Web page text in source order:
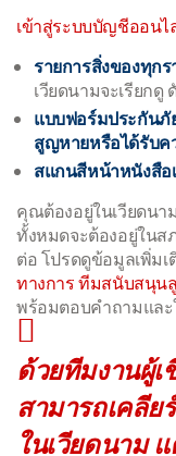
เข้าสู่ระบบบัญชีออนไ
รายการสิ่งของทุก
เวียดนามจะเรียก
แบบฟอร์มประกันภั
สูญหายหรือได้รับค
สแกนสีหน้าหนังสือ
คุณต้องอยู่ในเวียดน
ทั้งหมดจะต้องอยู่ในส
ต่อ โปรดดูข้อมูลเพิ่มเ
ทางการทีมสนับสนุน
พร้อมตอบคำถามแล
ด้วยทีมงานผู้เ
สามารถเคลี
ในเวียดนาม